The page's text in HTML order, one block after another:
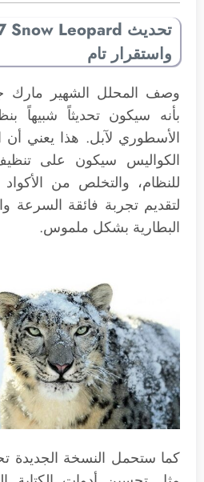
واستقرار تام
الأسطوري لآبل. هذا يعني
الكواليس سيكون على تنظيف
للنظام، والتخلص من الأكواد
لتقديم تجربة فائقة السرعة
البطارية بشكل ملموس.
كما ستحمل النسخة الجديدة